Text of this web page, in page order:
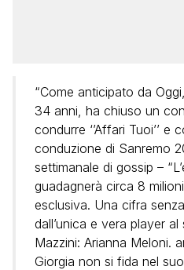
“Come anticipato da
34 anni, ha chiuso un
condurre ‘’Affari Tuoi’’
conduzione di Sanremo
settimanale di gossip –
guadagnerà circa 8
esclusiva. Una cifra
dall’unica e vera player
Mazzini: Arianna Meloni.
Giorgia non si fida nel